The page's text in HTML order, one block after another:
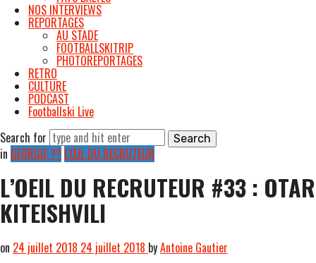
NOS INTERVIEWS
REPORTAGES
AU STADE
FOOTBALLSKITRIP
PHOTOREPORTAGES
RETRO
CULTURE
PODCAST
Footballski Live
Search for
in GEORGIE ?? L’ŒIL DU RECRUTEUR
L’OEIL DU RECRUTEUR #33 : OTAR
KITEISHVILI
on 24 juillet 2018 24 juillet 2018 byAntoine Gautier